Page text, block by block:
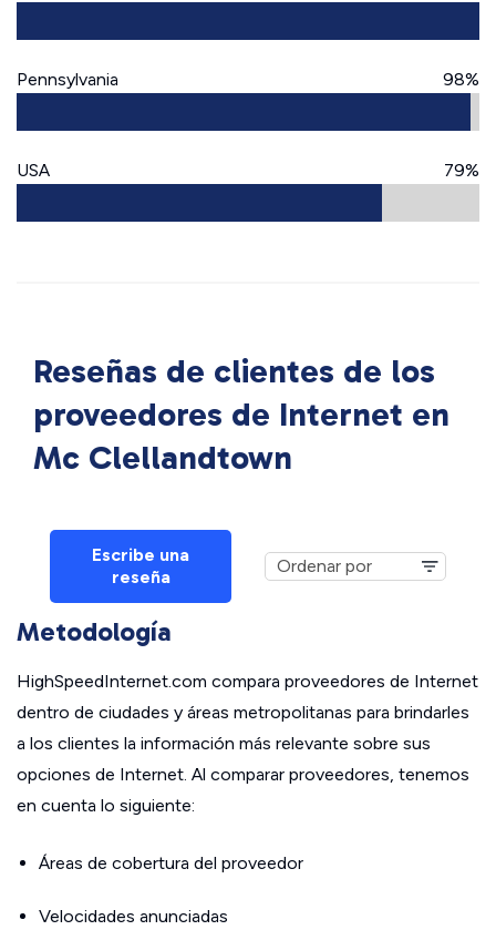
Pennsylvania 98%
USA 79%
Reseñas de clientes de los
proveedores de Internet en
Mc Clellandtown
Escribe una
reseña
Metodología
HighSpeedInternet.com compara proveedores de Internet
dentro de ciudades y áreas metropolitanas para brindarles
a los clientes la información más relevante sobre sus
opciones de Internet. Al comparar proveedores, tenemos
en cuenta lo siguiente:
Áreas de cobertura del proveedor
Velocidades anunciadas